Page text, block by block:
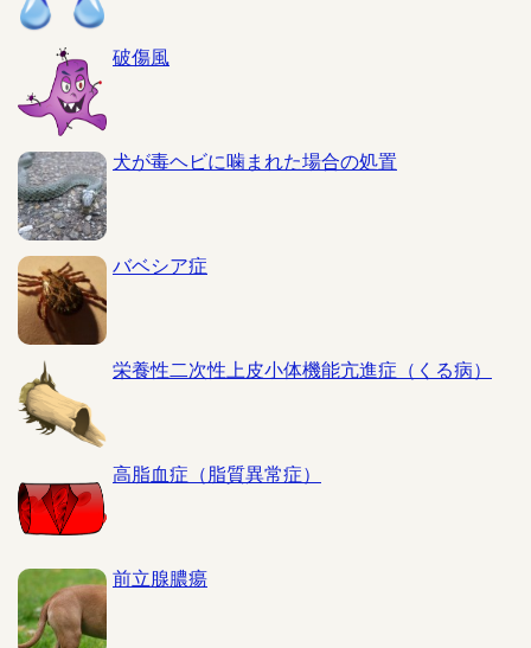
破傷風
犬が毒ヘビに噛まれた場合の処置
バベシア症
栄養性二次性上皮小体機能亢進症（くる病）
高脂血症（脂質異常症）
前立腺膿瘍